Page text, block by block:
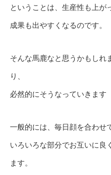
ということは、生産性も上が
成果も出やすくなるのです。
そんな馬鹿なと思うかもしれ
り、
必然的にそうなっていきます
一般的には、毎日顔を合わせ
いろいろな部分でお互いに良
ます。